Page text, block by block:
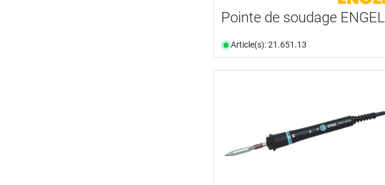
Pointe de soudage ENGEL
Article(s): 21.651.13